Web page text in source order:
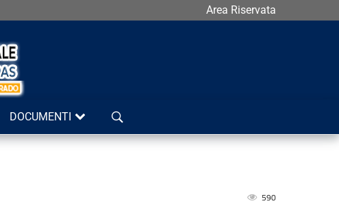
Area Riservata
Cerca
DOCUMENTI
590